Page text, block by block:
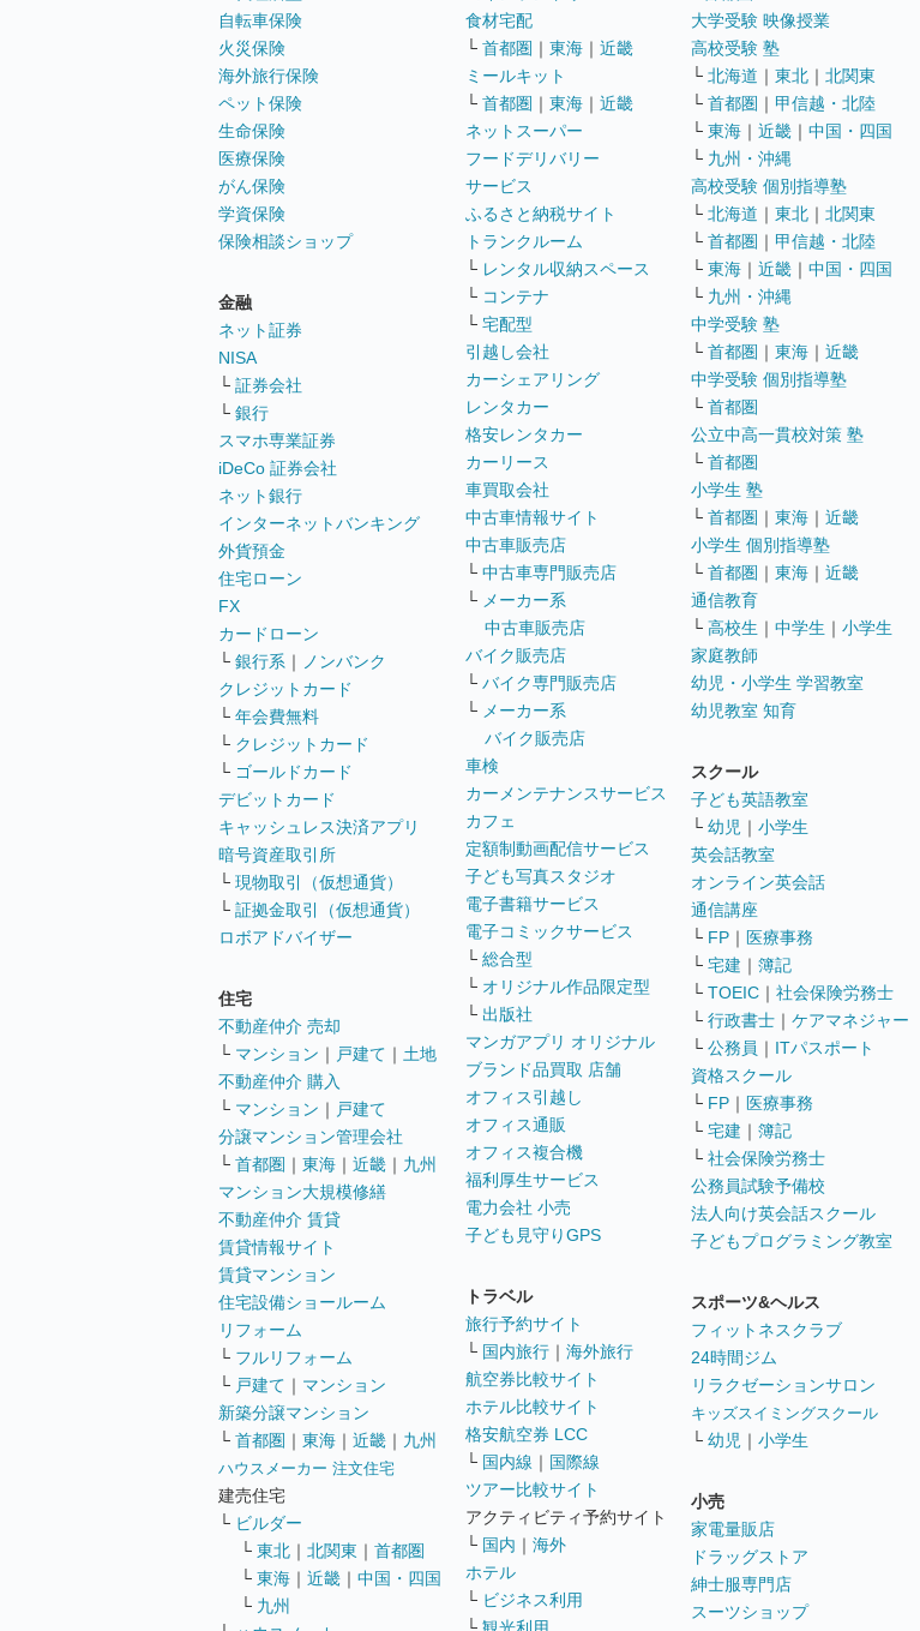
自転車保険
火災保険
海外旅行保険
ペット保険
生命保険
医療保険
がん保険
学資保険
保険相談ショップ
金融
ネット証券
NISA
└ 証券会社
└ 銀行
スマホ専業証券
iDeCo 証券会社
ネット銀行
インターネットバンキング
外貨預金
住宅ローン
FX
カードローン
└ 銀行系 ｜
ノンバンク
クレジットカード
└ 年会費無料
└ クレジットカード
└ ゴールドカード
デビットカード
キャッシュレス決済アプリ
暗号資産取引所
└ 現物取引（仮想通貨）
└ 証拠金取引（仮想通貨）
ロボアドバイザー
住宅
不動産仲介 売却
└ マンション ｜ 戸建て ｜ 土地
不動産仲介 購入
└ マンション ｜ 戸建て
分譲マンション管理会社
└ 首都圏 ｜ 東海 ｜ 近畿 ｜ 九州
マンション大規模修繕
不動産仲介 賃貸
賃貸情報サイト
賃貸マンション
住宅設備ショールーム
リフォーム
└ フルリフォーム
└ 戸建て ｜ マンション
新築分譲マンション
└ 首都圏 ｜ 東海 ｜ 近畿 ｜ 九州
ハウスメーカー 注文住宅
建売住宅
└ ビルダー
└ 東北 ｜ 北関東 ｜ 首都圏
└ 東海 ｜ 近畿 ｜ 中国・四国
└ 九州
食材宅配
└ 首都圏 ｜ 東海 ｜ 近畿
ミールキット
└ 首都圏 ｜ 東海 ｜ 近畿
ネットスーパー
フードデリバリー
サービス
ふるさと納税サイト
トランクルーム
└ レンタル収納スペース
└ コンテナ
└ 宅配型
引越し会社
カーシェアリング
レンタカー
格安レンタカー
カーリース
車買取会社
中古車情報サイト
中古車販売店
└ 中古車専門販売店
└ メーカー系
中古車販売店
バイク販売店
└ バイク専門販売店
└ メーカー系
バイク販売店
車検
カーメンテナンスサービス
カフェ
定額制動画配信サービス
子ども写真スタジオ
電子書籍サービス
電子コミックサービス
└ 総合型
└ オリジナル作品限定型
└ 出版社
マンガアプリ オリジナル
ブランド品買取 店舗
オフィス引越し
オフィス通販
オフィス複合機
福利厚生サービス
電力会社 小売
子ども見守りGPS
トラベル
旅行予約サイト
└ 国内旅行 ｜ 海外旅行
航空券比較サイト
ホテル比較サイト
格安航空券 LCC
└ 国内線 ｜ 国際線
ツアー比較サイト
アクティビティ予約サイト
└ 国内 ｜ 海外
ホテル
└ ビジネス利用
大学受験 映像授業
高校受験 塾
└ 北海道 ｜ 東北 ｜ 北関東
└ 首都圏 ｜ 甲信越・北陸
└ 東海 ｜ 近畿 ｜ 中国・四国
└ 九州・沖縄
高校受験 個別指導塾
└ 北海道 ｜ 東北 ｜ 北関東
└ 首都圏 ｜ 甲信越・北陸
└ 東海 ｜ 近畿 ｜ 中国・四国
└ 九州・沖縄
中学受験 塾
└ 首都圏 ｜ 東海 ｜ 近畿
中学受験 個別指導塾
└ 首都圏
公立中高一貫校対策 塾
└ 首都圏
小学生 塾
└ 首都圏 ｜ 東海 ｜ 近畿
小学生 個別指導塾
└ 首都圏 ｜ 東海 ｜ 近畿
通信教育
└ 高校生 ｜ 中学生 ｜ 小学生
家庭教師
幼児・小学生 学習教室
幼児教室 知育
スクール
子ども英語教室
└ 幼児 ｜ 小学生
英会話教室
オンライン英会話
通信講座
└ FP ｜ 医療事務
└ 宅建 ｜ 簿記
└ TOEIC ｜ 社会保険労務士
└ 行政書士 ｜ ケアマネジャー
└ 公務員 ｜ ITパスポート
資格スクール
└ FP ｜ 医療事務
└ 宅建 ｜ 簿記
└ 社会保険労務士
公務員試験予備校
法人向け英会話スクール
子どもプログラミング教室
スポーツ&ヘルス
フィットネスクラブ
24時間ジム
リラクゼーションサロン
キッズスイミングスクール
└ 幼児 ｜ 小学生
小売
家電量販店
ドラッグストア
紳士服専門店
スーツショップ